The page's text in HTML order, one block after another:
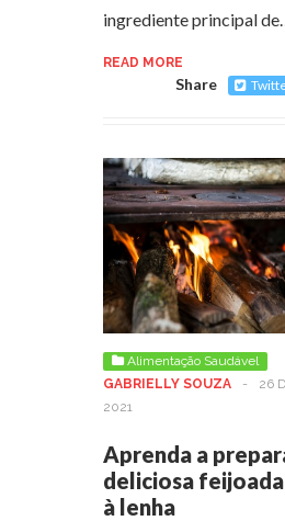
ingrediente principal de…
READ MORE
Share
Alimentação Saudável
GABRIELLY SOUZA
-
26
2021
Aprenda a
deliciosa
à lenha